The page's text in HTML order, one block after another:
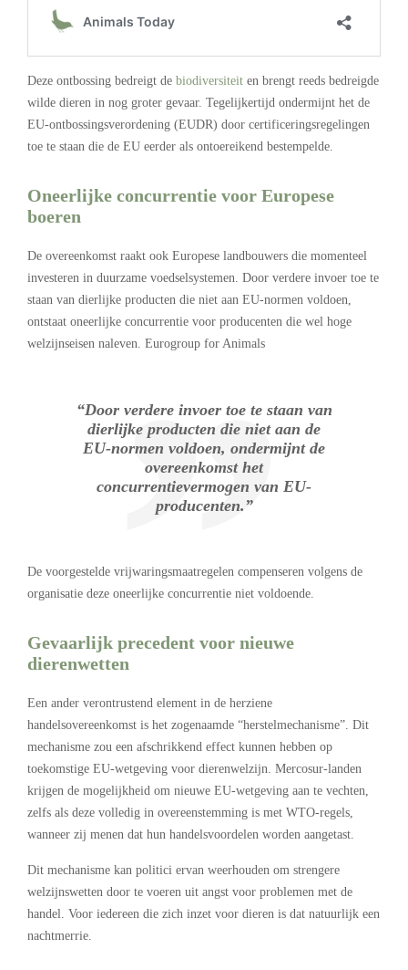
Deze ontbossing bedreigt de biodiversiteit en brengt reeds bedreigde
wilde dieren in nog groter gevaar. Tegelijkertijd ondermijnt het de
EU-ontbossingsverordening (EUDR) door certificeringsregelingen
toe te staan die de EU eerder als ontoereikend bestempelde.
Oneerlijke concurrentie voor Europese
boeren
De overeenkomst raakt ook Europese landbouwers die momenteel
investeren in duurzame voedselsystemen. Door verdere invoer toe te
staan van dierlijke producten die niet aan EU-normen voldoen,
ontstaat oneerlijke concurrentie voor producenten die wel hoge
welzijnseisen naleven. Eurogroup for Animals
“Door verdere invoer toe te staan van
dierlijke producten die niet aan de
EU-normen voldoen, ondermijnt de
overeenkomst het
concurrentievermogen van EU-
producenten.”
De voorgestelde vrijwaringsmaatregelen compenseren volgens de
organisatie deze oneerlijke concurrentie niet voldoende.
Gevaarlijk precedent voor nieuwe
dierenwetten
Een ander verontrustend element in de herziene
handelsovereenkomst is het zogenaamde “herstelmechanisme”. Dit
mechanisme zou een afschrikkend effect kunnen hebben op
toekomstige EU-wetgeving voor dierenwelzijn. Mercosur-landen
krijgen de mogelijkheid om nieuwe EU-wetgeving aan te vechten,
zelfs als deze volledig in overeenstemming is met WTO-regels,
wanneer zij menen dat hun handelsvoordelen worden aangetast.
Dit mechanisme kan politici ervan weerhouden om strengere
welzijnswetten door te voeren uit angst voor problemen met de
handel. Voor iedereen die zich inzet voor dieren is dat natuurlijk een
nachtmerrie.